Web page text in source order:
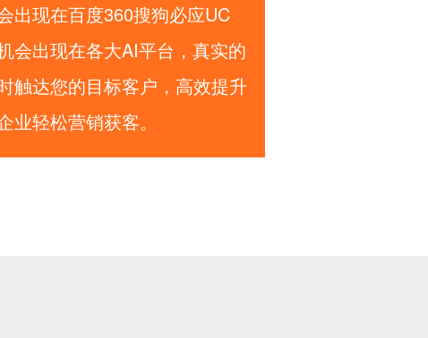
出现在百度360搜狗必应UC
会出现在各大AI平台，真实的
触达您的目标客户，高效提升
业轻松营销获客。